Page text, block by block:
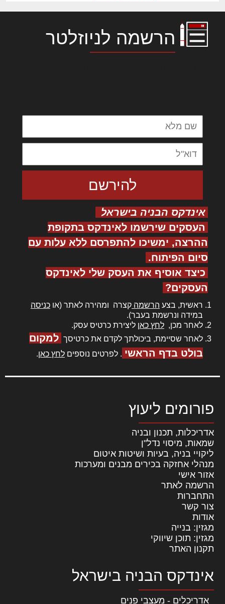
הרשמה לניוזלטר
אינדקס הבניה בישראל
העסקים שירשמו לאינדקס בתקופת
ההרצה, ימשיכו להתפרסם ללא עלות עם
סיום הפיתוח.
כיצד אוסיף את העסק שלי לאינדקס
העסקים?
ראשית, בצע הרשמה קצרה ומהירה לאתר (או כניסה
במידה ונרשמת בעבר).
לאחר מכן, לחץ כאן ליצירת כרטיס עסק.
לאחר שסיימת, ביכולתך לקדם את כרטיסך למקום
בולט בדף הראשי . לפרטים נוספים לחץ כאן.
פורומים ליעוץ
אדריכלות, תכנון ובניה
שמאות, מיסוי נדל"ן
ליקויי בניה, בעיות ושיטות איטום
מנהלי אחזקה בכירים מבנים ומערכות
אזור אישי
הרשמה לאתר
התחברות
צור קשר
אודות
מגזין: בנייה
מגזין: תוכן שיווקי
תקנון האתר
אינדקס הבניה בישראל
אדריכלים - מעצבי פנים